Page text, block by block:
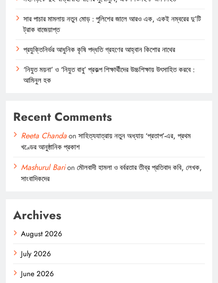
সার পাচার মামলায় নতুন মোড় : পুলিশের জালে আরও এক, একই নম্বরের দু’টি
ট্রাক বাজেয়াপ্ত
প্রযুক্তিনির্ভর আধুনিক কৃষি পদ্ধতি গ্রহণের আহ্বান কিশোর নাথের
‘নিযুত ময়না’ ও ‘নিযুত বাবু’ প্রকল্প শিক্ষার্থীদের উচ্চশিক্ষায় উৎসাহিত করবে :
আমিনুল হক
Recent Comments
Reeta Chandaon সাহিত্যযাত্রায় নতুন অধ্যায় ‘প্রতাপ’-এর, প্রথম
খণ্ডের আনুষ্ঠানিক প্রকাশ
Mashurul Barion মৌলবাদী হামলা ও বর্বরতার তীব্র প্রতিবাদ কবি, লেখক,
সাংবাদিকদের
Archives
August 2026
July 2026
June 2026